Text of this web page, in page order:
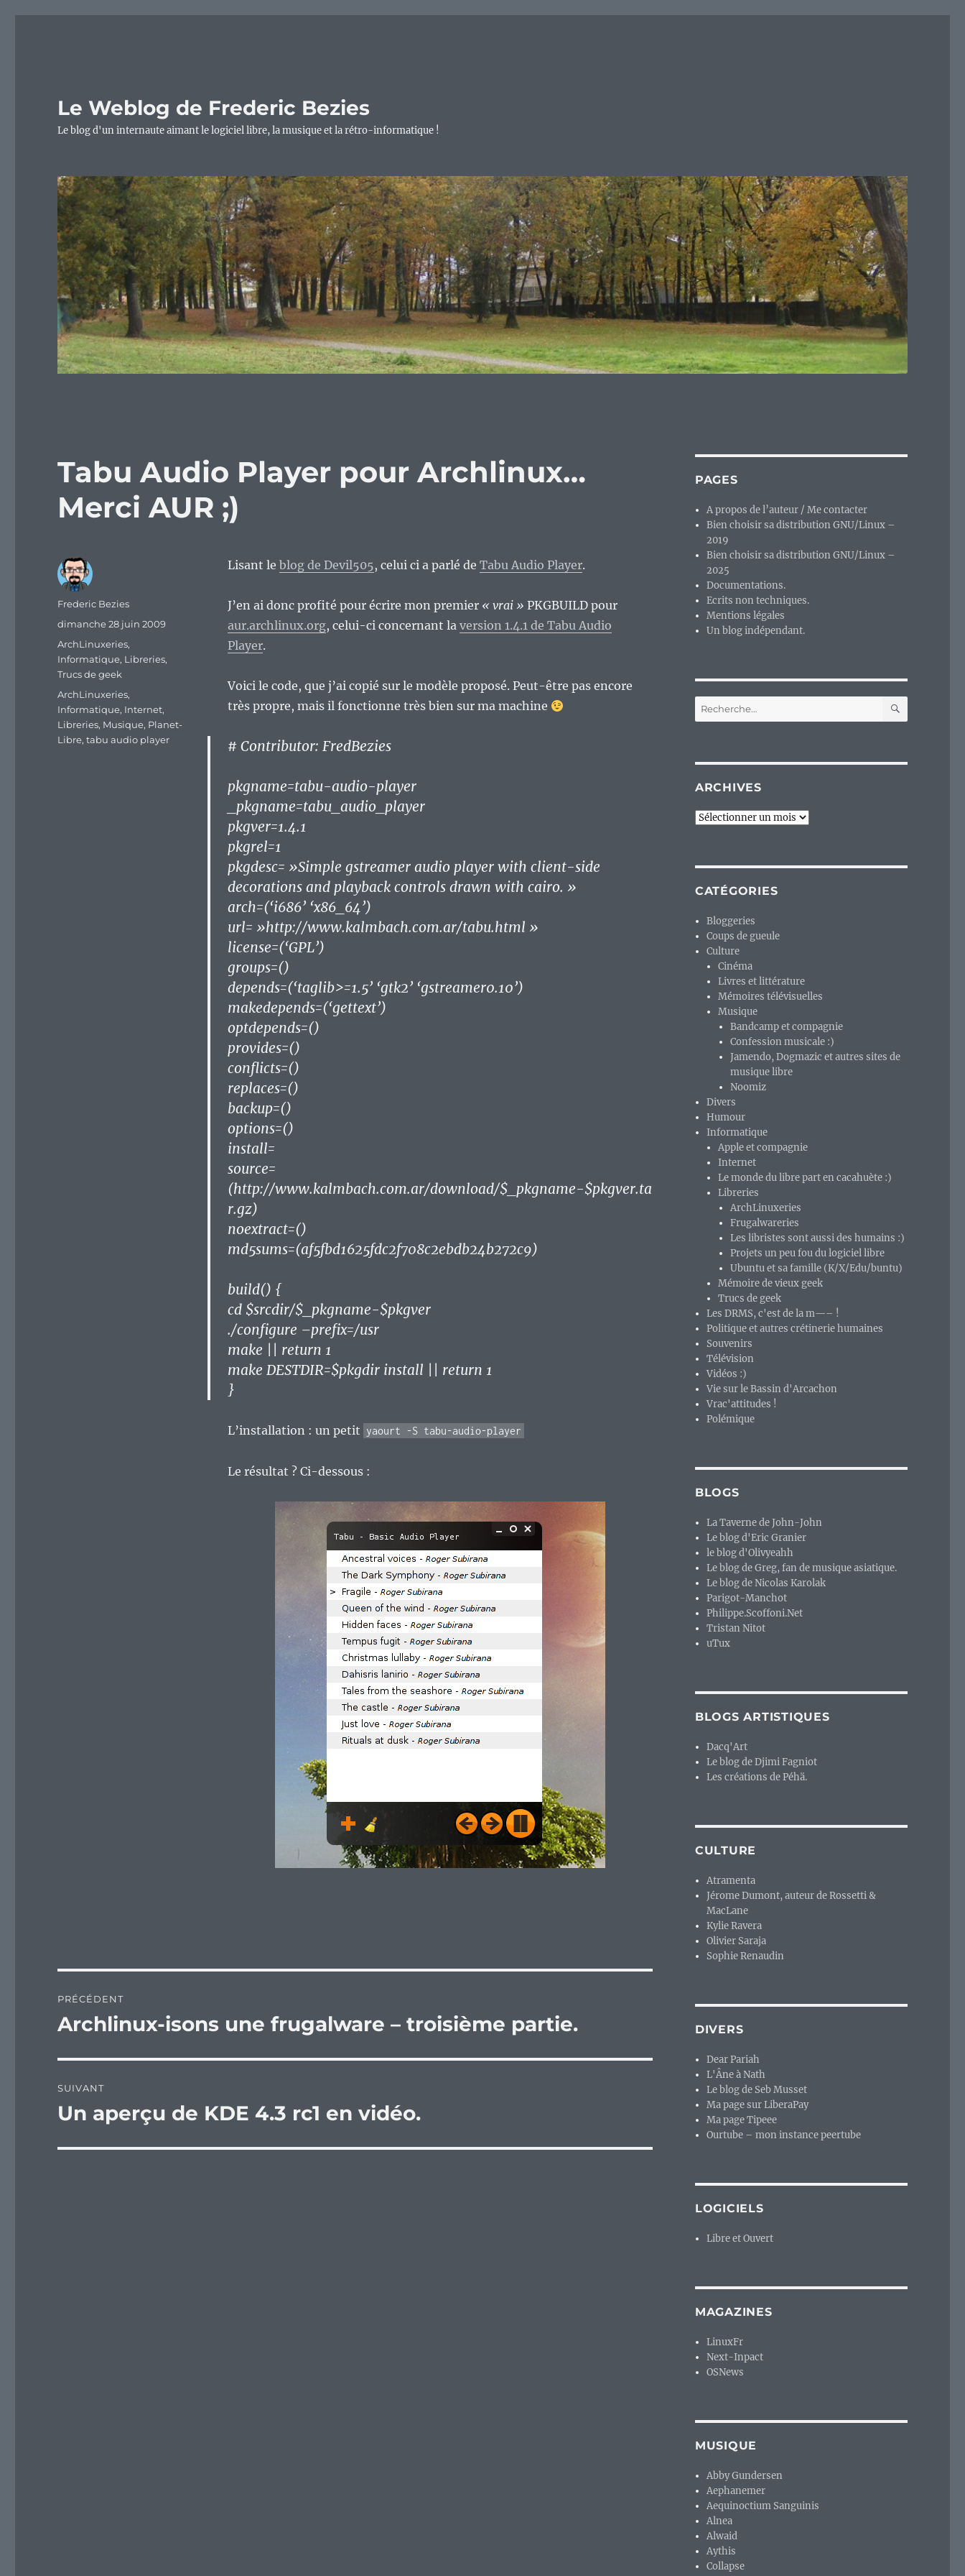
Le Weblog de Frederic Bezies
Le blog d'un internaute aimant le logiciel libre, la musique et la rétro-informatique !
Tabu Audio Player pour Archlinux…
Merci AUR ;)
Lisant le blog de Devil505, celui ci a parlé de Tabu Audio Player.
J’en ai donc profité pour écrire mon premier « vrai » PKGBUILD pour
aur.archlinux.org, celui-ci concernant la version 1.4.1 de Tabu Audio
Player.
Voici le code, que j’ai copié sur le modèle proposé. Peut-être pas encore
très propre, mais il fonctionne très bien sur ma machine
# Contributor: FredBezies
pkgname=tabu-audio-player
_pkgname=tabu_audio_player
pkgver=1.4.1
pkgrel=1
pkgdesc= »Simple gstreamer audio player with client-side
decorations and playback controls drawn with cairo. »
arch=(‘i686’ ‘x86_64’)
url= »http://www.kalmbach.com.ar/tabu.html »
license=(‘GPL’)
groups=()
depends=(‘taglib>=1.5’ ‘gtk2’ ‘gstreamer0.10’)
makedepends=(‘gettext’)
optdepends=()
provides=()
conflicts=()
replaces=()
backup=()
options=()
install=
source=
(http://www.kalmbach.com.ar/download/$_pkgname-$pkgver.ta
r.gz)
noextract=()
md5sums=(af5fbd1625fdc2f708c2ebdb24b272c9)
build() {
cd $srcdir/$_pkgname-$pkgver
./configure –prefix=/usr
make || return 1
make DESTDIR=$pkgdir install || return 1
}
L’installation : un petit yaourt -S tabu-audio-player
Le résultat ? Ci-dessous :
Auteur
Frederic Bezies
Publié
dimanche 28 juin 2009
Catégories
ArchLinuxeries,
Informatique, Libreries,
Trucs de geek
Étiquettes
ArchLinuxeries,
Informatique, Internet,
Libreries, Musique, Planet-
Libre,tabu audio player
de
PRÉCÉDENT
Publication
Archlinux-isons une frugalware – troisième partie.
SUIVANT
Publication
Un aperçu de KDE 4.3 rc1 en vidéo.
PAGES
A propos de l’auteur / Me contacter
Bien choisir sa distribution GNU/Linux –
2019
Bien choisir sa distribution GNU/Linux –
2025
Documentations.
Ecrits non techniques.
Mentions légales
Un blog indépendant.
Recherche
pour :
ARCHIVES
Archives
CATÉGORIES
Bloggeries
Coups de gueule
Culture
Cinéma
Livres et littérature
Mémoires télévisuelles
Musique
Bandcamp et compagnie
Confession musicale :)
Jamendo, Dogmazic et autres sites de
musique libre
Noomiz
Divers
Humour
Informatique
Apple et compagnie
Internet
Le monde du libre part en cacahuète :)
Libreries
ArchLinuxeries
Frugalwareries
Les libristes sont aussi des humains :)
Projets un peu fou du logiciel libre
Ubuntu et sa famille (K/X/Edu/buntu)
Mémoire de vieux geek
Trucs de geek
Les DRMS, c'est de la m—– !
Politique et autres crétinerie humaines
Souvenirs
Télévision
Vidéos :)
Vie sur le Bassin d'Arcachon
Vrac'attitudes !
Polémique
BLOGS
La Taverne de John-John
Le blog d'Eric Granier
le blog d'Olivyeahh
Le blog de Greg, fan de musique asiatique.
Le blog de Nicolas Karolak
Parigot-Manchot
Philippe.Scoffoni.Net
Tristan Nitot
uTux
BLOGS ARTISTIQUES
Dacq'Art
Le blog de Djimi Fagniot
Les créations de Péhä.
CULTURE
Atramenta
Jérome Dumont, auteur de Rossetti &
MacLane
Kylie Ravera
Olivier Saraja
Sophie Renaudin
DIVERS
Dear Pariah
L'Âne à Nath
Le blog de Seb Musset
Ma page sur LiberaPay
Ma page Tipeee
Ourtube – mon instance peertube
LOGICIELS
Libre et Ouvert
MAGAZINES
LinuxFr
Next-Inpact
OSNews
MUSIQUE
Abby Gundersen
Aephanemer
Aequinoctium Sanguinis
Alnea
Alwaid
Aythis
Collapse